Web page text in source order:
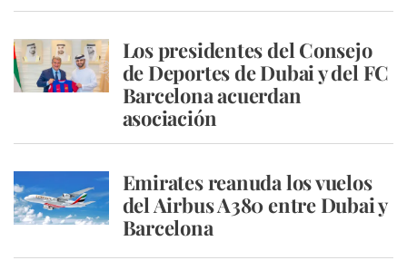
Los presidentes del Consejo
de Deportes de Dubai y del FC
Barcelona acuerdan
asociación
Emirates reanuda los vuelos
del Airbus A380 entre Dubai y
Barcelona